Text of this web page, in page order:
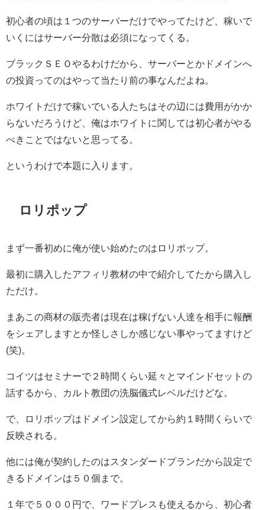
初心者の頃は１つのサーバーだけでやってたけど、稼いで
いくにはサーバー分散は必須になってくる。
ブラックＳＥＯやるわけだから、サーバーとかドメインへ
の投資ってのはやって当たり前の事なんだよね。
ホワイトだけで稼いでいる人たちはその辺には費用がかか
らないだろうけど、俺はホワイトに関しては初心者がやる
べきことではないと思ってる。
というわけで本題に入ります。
ロリポップ
まず一番初めに俺が使い始めたのはロリポップ。
最初に購入したアフィリ教材の中で紹介してたから購入し
ただけ。
まあこの商材の販売者は現在は稼げない人達を相手に報酬
をシェアしますとか怪しさしか感じない事やってますけど
(笑)。
コイツはセミナーで２時間くらい延々とマインドセットの
話するから、カルト教団の洗脳儀式レベルだけどな。
で、ロリポップはドメイン設定してから約１時間くらいで
反映される。
他には俺が契約したのはスタンダードプランだから設定で
きるドメインは５０個まで。
１年で５０００円で、ワードプレスも使えるから、初心者